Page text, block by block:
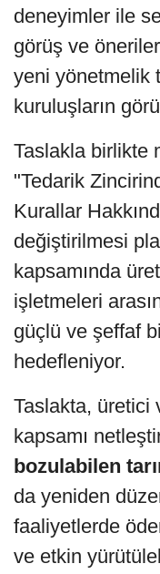
deneyimler ile
görüş ve
yeni yönetmelik
kuruluşların
Taslakla birlikte
"Tedarik
Kurallar
değiştirilmesi
kapsamında
işletmeleri
güçlü ve şeffaf
hedefleniyor.
Taslakta, üretici
kapsamı
bozulabilen
da yeniden
faaliyetlerde
ve etkin